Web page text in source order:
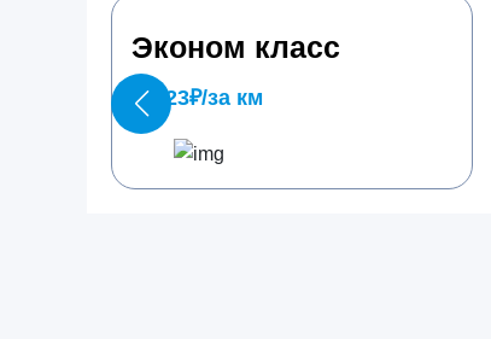
Эконом класс
От 23₽/за км